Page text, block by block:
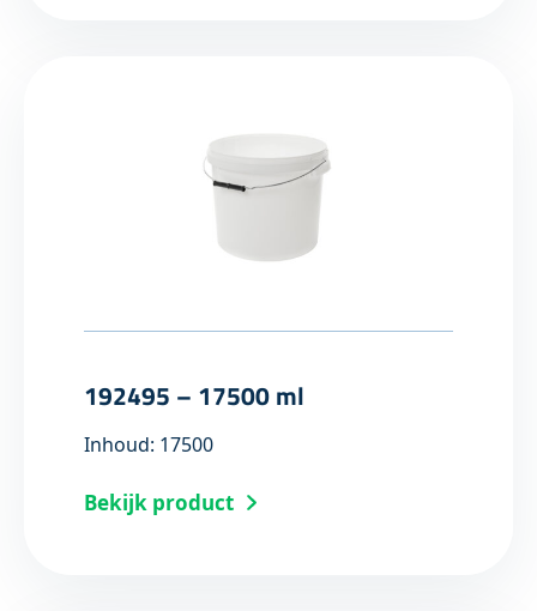
192495 – 17500 ml
Inhoud: 17500
Bekijk product